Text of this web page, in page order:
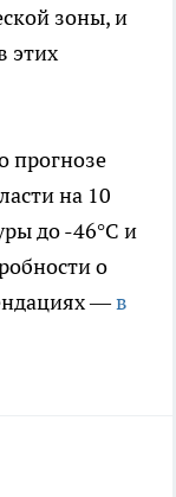
зоны, и
этих
прогнозе
на 10
до -46°C и
о
—в